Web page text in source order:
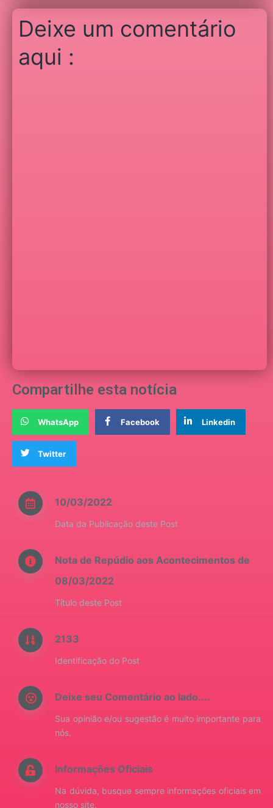
Deixe um comentário
aqui :
Compartilhe esta notícia
WhatsApp Facebook Linkedin
Twitter
10/03/2022
Data da Publicação deste Post
Nota de Repúdio aos Acontecimentos de
08/03/2022
Título deste Post
2133
Identificação do Post
Deixe seu Comentário ao lado....
Sua opinião e/ou sugestão é muito importante para
nós.
Informações Oficiais
Na dúvida, busque sempre informações oficiais em
nosso site.